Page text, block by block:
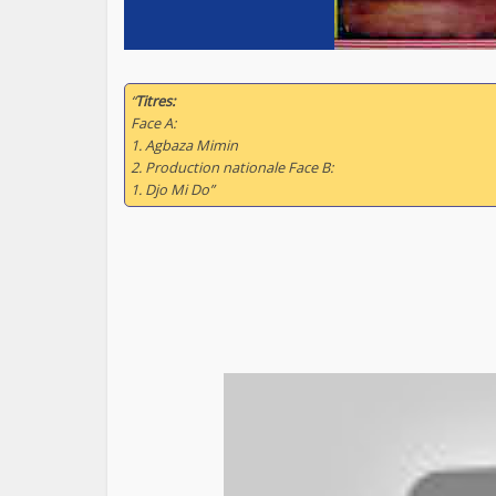
“Titres:
Face A:
1. Agbaza Mimin
2. Production nationale Face B:
1. Djo Mi Do”